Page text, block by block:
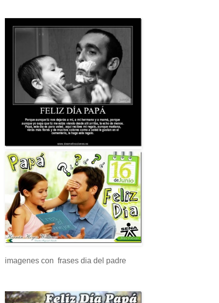
imagenes con frases dia del padre